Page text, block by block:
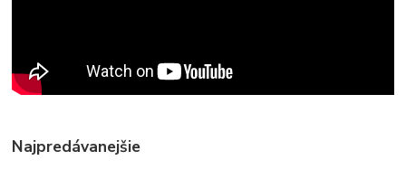
Najpredávanejšie